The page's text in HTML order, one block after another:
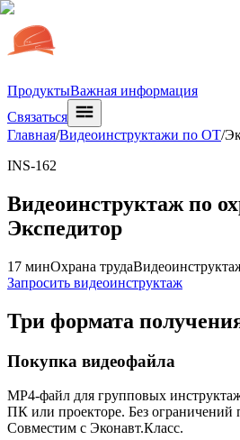
ПродуктыВажная информация
Связаться
Главная/Видеоинструктажи по ОТ/
INS-162
Видеоинструктаж по
Экспедитор
17 минОхрана труда
Запросить видеоинструктаж
Три формата
Покупка видеофайла
MP4-файл для групповых
ПК или проекторе. Без ограничений
Совместим с Эконавт.Класс.